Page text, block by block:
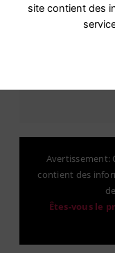
Connexion Wi-
Avertissement:
contient des
Êtes-vous le
site contient des